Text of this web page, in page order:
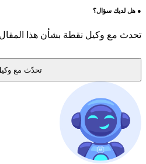
●هل لديك سؤال؟
تحدث مع وكيل نقطة بشأن هذا المقال.
تحدّث مع وكيل